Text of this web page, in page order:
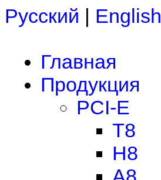
Русский | English
Главная
Продукция
PCI-E
T8
H8